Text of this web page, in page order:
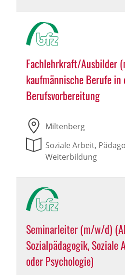
Fachlehrkraft/Ausbilder
kaufmännische Berufe in
Berufsvorbereitung
Miltenberg
Soziale Arbeit,
Weiterbildung
Seminarleiter (m/w/d)
Sozialpädagogik, Soziale
oder Psychologie)